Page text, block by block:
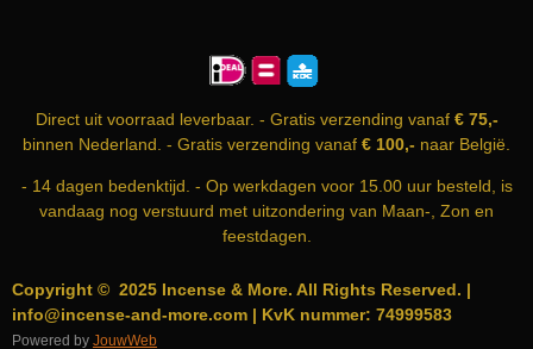
M
Direct uit voorraad leverbaar. - Gratis verzending vanaf€ 75,-
binnen Nederland. - Gratis verzending vanaf € 100,- naar België.
- 14 dagen bedenktijd. - Op werkdagen voor 15.00 uur besteld, is
vandaag nog verstuurd met uitzondering van Maan-, Zon en
feestdagen.
Copyright © 2025 Incense & More. All Rights Reserved. |
info@incense-and-more.com | KvK nummer: 74999583
Powered by JouwWeb